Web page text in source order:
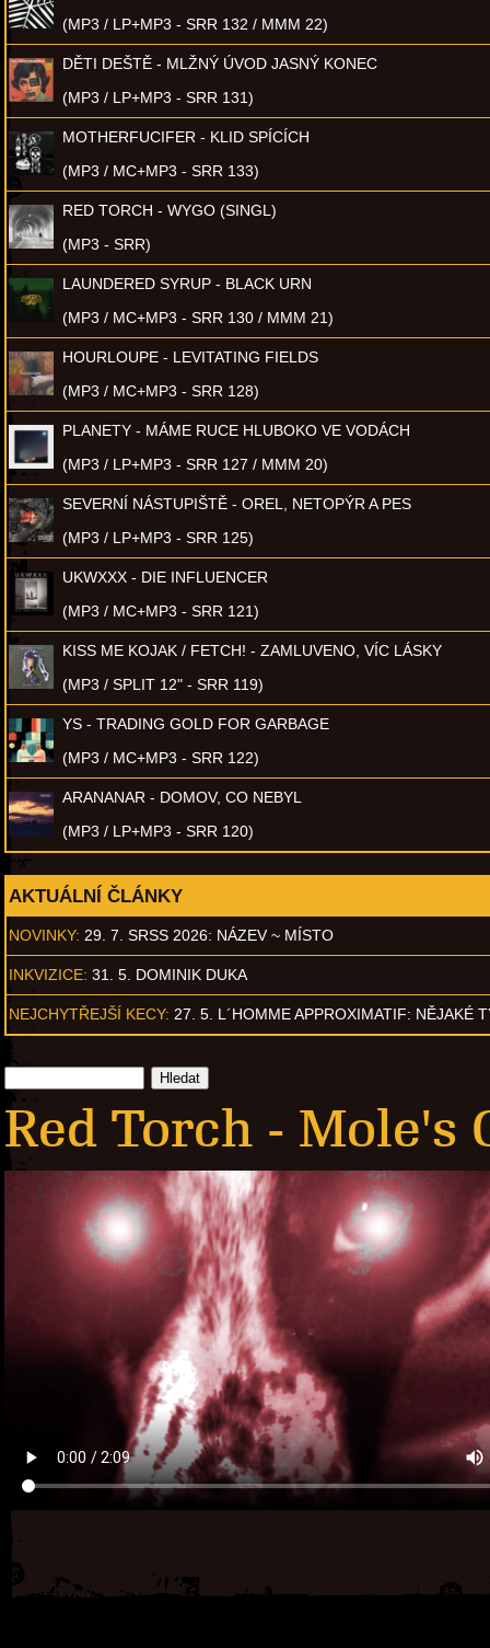
(MP3 / LP+MP3 - SRR 132 / MMM 22)
DĚTI DEŠTĚ - MLŽNÝ ÚVOD JASNÝ KONEC
(MP3 / LP+MP3 - SRR 131)
MOTHERFUCIFER - KLID SPÍCÍCH
(MP3 / MC+MP3 - SRR 133)
RED TORCH - WYGO (SINGL)
(MP3 - SRR)
LAUNDERED SYRUP - BLACK URN
(MP3 / MC+MP3 - SRR 130 / MMM 21)
HOURLOUPE - LEVITATING FIELDS
(MP3 / MC+MP3 - SRR 128)
PLANETY - MÁME RUCE HLUBOKO VE VODÁCH
(MP3 / LP+MP3 - SRR 127 / MMM 20)
SEVERNÍ NÁSTUPIŠTĚ - OREL, NETOPÝR A PES
(MP3 / LP+MP3 - SRR 125)
UKWXXX - DIE INFLUENCER
(MP3 / MC+MP3 - SRR 121)
KISS ME KOJAK / FETCH! - ZAMLUVENO, VÍC LÁSKY
(MP3 / SPLIT 12" - SRR 119)
YS - TRADING GOLD FOR GARBAGE
(MP3 / MC+MP3 - SRR 122)
ARANANAR - DOMOV, CO NEBYL
(MP3 / LP+MP3 - SRR 120)
AKTUÁLNÍ ČLÁNKY
NOVINKY: 29. 7. SRSS 2026: NÁZEV ~ MÍSTO
INKVIZICE: 31. 5. DOMINIK DUKA
NEJCHYTŘEJŠÍ KECY: 27. 5. L´HOMME APPROXIMATIF: NĚJAKÉ
Red Torch - Mole's